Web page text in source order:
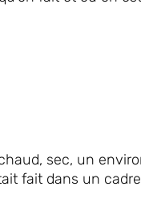
sec, un
fait dans un